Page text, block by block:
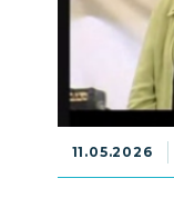
11.05.2026